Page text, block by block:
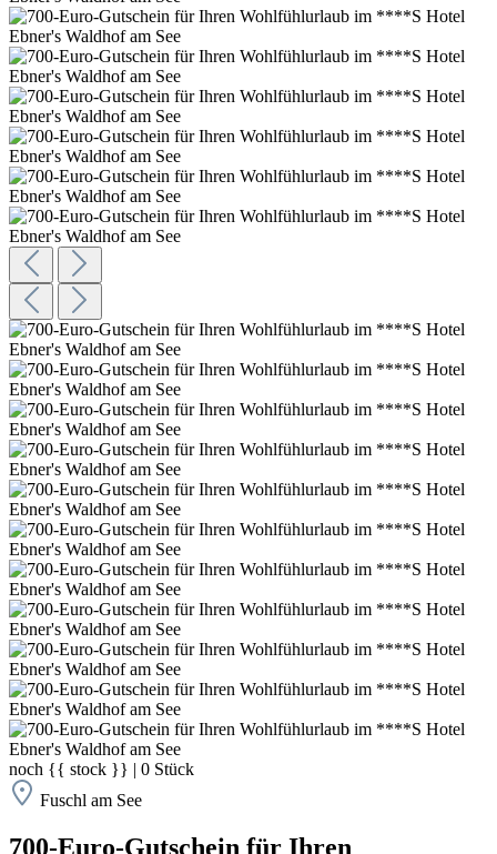
noch {{ stock }} | 0 Stück
Fuschl am See
700-Euro-Gutschein für Ihren